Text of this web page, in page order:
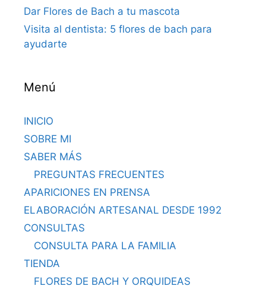
Dar Flores de Bach a tu mascota
Visita al dentista: 5 flores de bach para
ayudarte
Menú
INICIO
SOBRE MI
SABER MÁS
PREGUNTAS FRECUENTES
APARICIONES EN PRENSA
ELABORACIÓN ARTESANAL DESDE 1992
CONSULTAS
CONSULTA PARA LA FAMILIA
TIENDA
FLORES DE BACH Y ORQUIDEAS